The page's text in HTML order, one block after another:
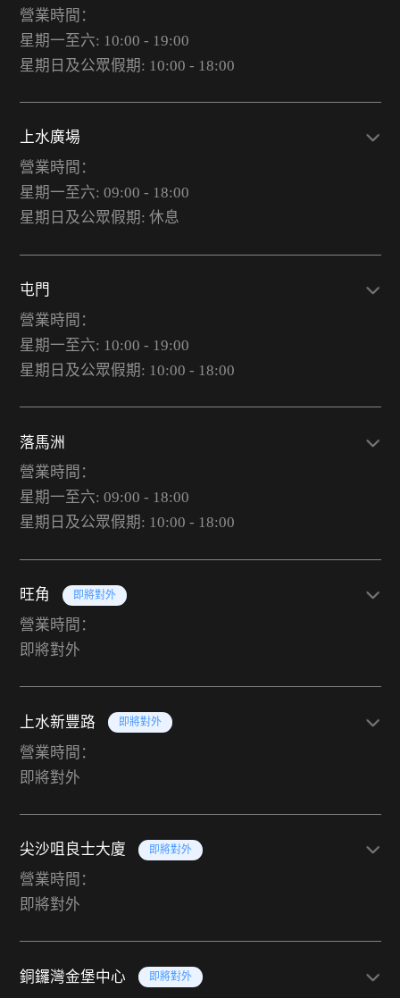
營業時間：
星期一至六: 10:00 - 19:00
星期日及公眾假期: 10:00 - 18:00
上水廣場
營業時間：
星期一至六: 09:00 - 18:00
星期日及公眾假期: 休息
屯門
營業時間：
星期一至六: 10:00 - 19:00
星期日及公眾假期: 10:00 - 18:00
落馬洲
營業時間：
星期一至六: 09:00 - 18:00
星期日及公眾假期: 10:00 - 18:00
旺角 即將對外
營業時間：
即將對外
上水新豐路 即將對外
營業時間：
即將對外
尖沙咀良士大廈 即將對外
營業時間：
即將對外
銅鑼灣金堡中心 即將對外